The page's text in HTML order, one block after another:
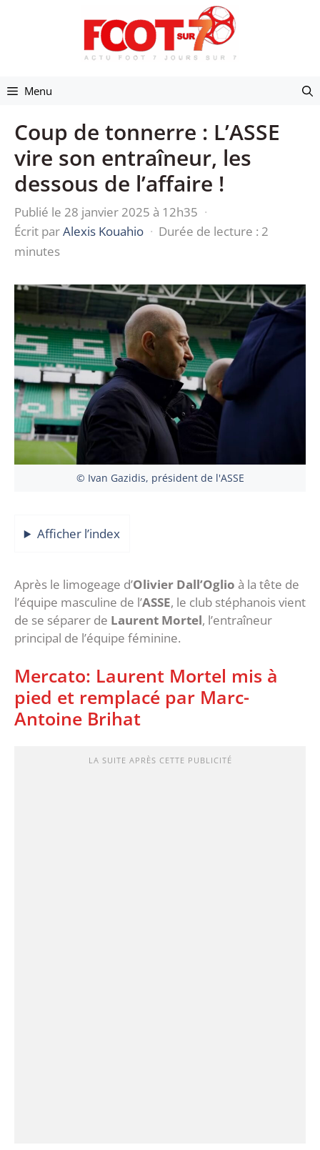
Menu
Coup de tonnerre : L’ASSE
vire son entraîneur, les
dessous de l’affaire !
Publié le 28 janvier 2025 à 12h35 ·
Écrit parAlexis Kouahio · Durée de lecture : 2
minutes
© Ivan Gazidis, président de l'ASSE
Afficher l’index
Après le limogeage d’Olivier Dall’Oglio à la tête de
l’équipe masculine de l’ASSE, le club stéphanois vient
de se séparer de Laurent Mortel, l’entraîneur
principal de l’équipe féminine.
Mercato: Laurent Mortel mis à
pied et remplacé par Marc-
Antoine Brihat
LA SUITE APRÈS CETTE PUBLICITÉ